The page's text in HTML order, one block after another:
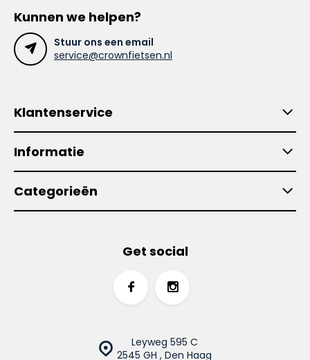
Kunnen we helpen?
Stuur ons een email
service@crownfietsen.nl
Klantenservice
Informatie
Categorieën
Leyweg 595 C
2545 GH , Den Haag
Get social